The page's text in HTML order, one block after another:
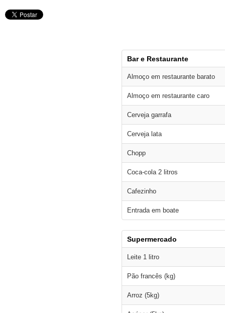
Bar e Restaurante
Almoço em restaurante barato
Almoço em restaurante caro
Cerveja garrafa
Cerveja lata
Chopp
Coca-cola 2 litros
Cafezinho
Entrada em boate
Supermercado
Leite 1 litro
Pão francês (kg)
Arroz (5kg)